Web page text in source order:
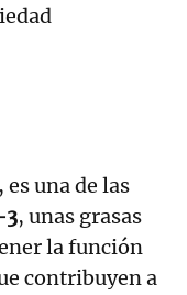
es una de las
3, unas grasas
la función
contribuyen a